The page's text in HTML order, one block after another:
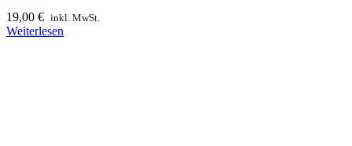
19,00 € inkl. MwSt.
Weiterlesen